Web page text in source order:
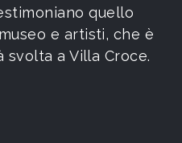
quello
e artisti, che è
svolta a Villa Croce.